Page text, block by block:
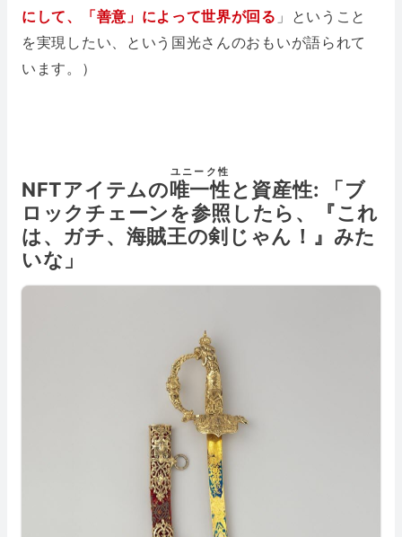
にして、「善意」によって世界が回る 」ということ
を実現したい、という国光さんのおもいが語られて
います。）
NFTアイテムの唯一性
ユニーク性
と資産性: 「ブ
ロックチェーンを参照したら、『これ
は、ガチ、海賊王の剣じゃん！』みた
いな」